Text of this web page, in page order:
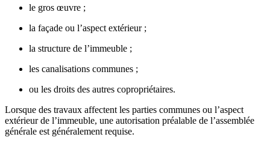
le gros œuvre ;
la façade ou l’aspect extérieur ;
la structure de l’immeuble ;
les canalisations communes ;
ou les droits des autres copropriétaires.
Lorsque des travaux affectent les parties communes ou l’aspect
extérieur de l’immeuble, une autorisation préalable de l’assemblée
générale est généralement requise.